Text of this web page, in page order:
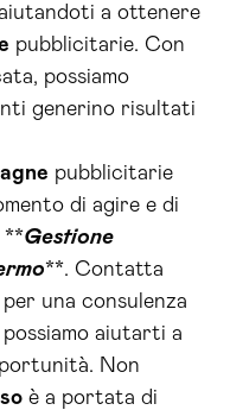
a ottenere
pubblicitarie. Con
possiamo
generino risultati
pubblicitarie
di agire e di
**Gestione
**. Contatta
una consulenza
aiutarti a
Non
è a portata di